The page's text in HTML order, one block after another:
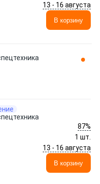
13 - 16 августа
В корзину
87%
1 шт.
13 - 16 августа
В корзину